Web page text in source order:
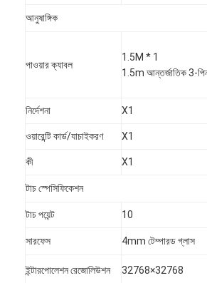
মান নিয়ন্ত্রণ
খবর
আনুষাঙ্গিক
পাওয়ার ক্যাবল
1.5M * 1
1.5m আন্তর্জাতিক 3-
নির্দেশনা X1
ওয়ারেন্টি কার্ড/যাচাইকরণ X1
কী X1
টাচ স্পেসিফিকেশন
টাচ পয়েন্ট 10
সারফেস 4mm টেম্পারড গ্লাস
ইন্টারপোলেশন রেজোলিউশন 32768×32768